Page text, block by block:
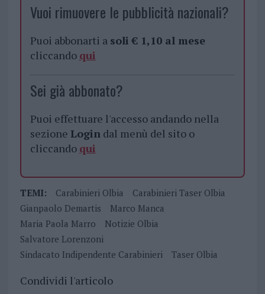
Vuoi rimuovere le pubblicità nazionali?
Puoi abbonarti a soli € 1,10 al mese
cliccando qui
Sei già abbonato?
Puoi effettuare l'accesso andando nella
sezione Logindal menù del sito o
cliccando qui
TEMI: Carabinieri Olbia
Carabinieri Taser Olbia
Gianpaolo Demartis
Marco Manca
Maria Paola Marro
Notizie Olbia
Salvatore Lorenzoni
Sindacato Indipendente Carabinieri
Taser Olbia
Condividi l'articolo